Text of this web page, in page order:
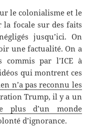
le colonialisme et le
la focale sur des faits
jusqu’ici. On
une factualité. On a
commis par l’ICE à
qui montrent ces
n’a pas reconnu les
Trump, il y a un
plus d’un monde
d’ignorance.